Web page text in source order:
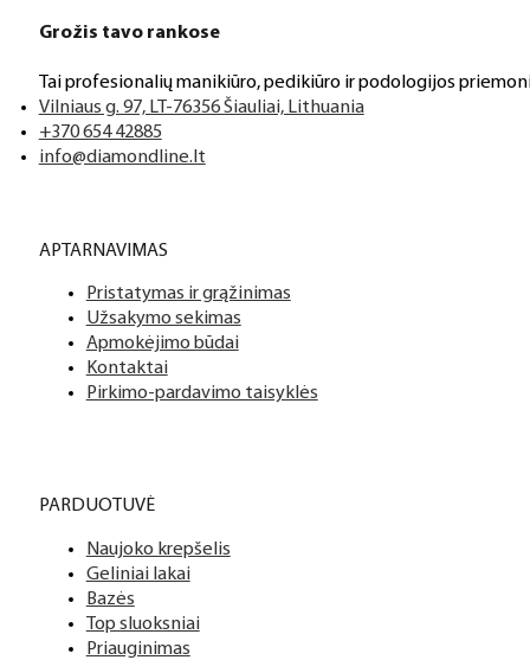
Grožis tavo rankose
Tai profesionalių manikiūro, pedikiūro ir podologijos
Vilniaus g. 97, LT-76356 Šiauliai, Lithuania
+370 654 42885
info@diamondline.lt
APTARNAVIMAS
Pristatymas ir grąžinimas
Užsakymo sekimas
Apmokėjimo būdai
Kontaktai
Pirkimo-pardavimo taisyklės
PARDUOTUVĖ
Naujoko krepšelis
Geliniai lakai
Bazės
Top sluoksniai
Priauginimas